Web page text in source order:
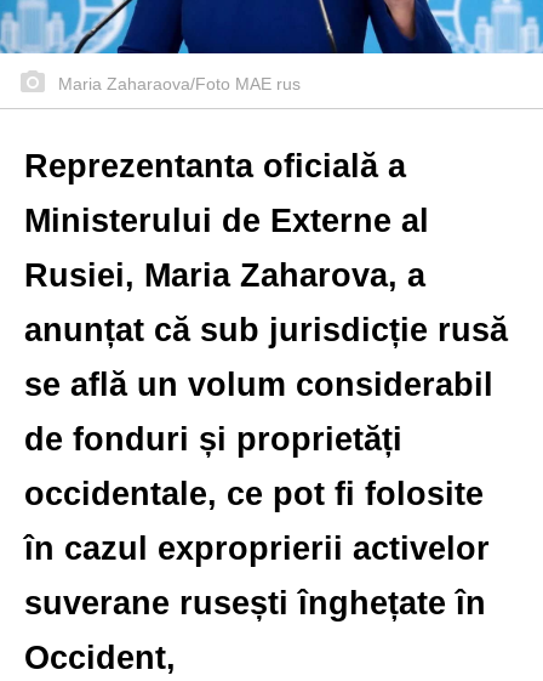
Maria Zaharaova/Foto MAE rus
Reprezentanta oficială a
Ministerului de Externe al
Rusiei, Maria Zaharova, a
anunțat că sub jurisdicție rusă
se află un volum considerabil
de fonduri și proprietăți
occidentale, ce pot fi folosite
în cazul exproprierii activelor
suverane rusești înghețate în
Occident,